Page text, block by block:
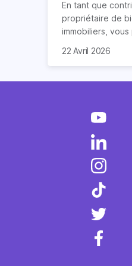
En tant que
propriétaire de
immobiliers,
imposition en
nombreuses
notre article.
22 Avril 2026